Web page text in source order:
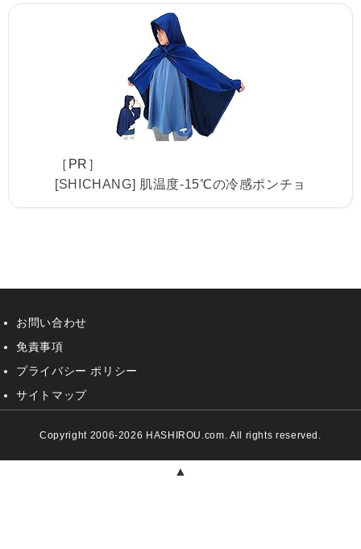
［PR］
[SHICHANG] 肌温度-15℃の冷感ポンチョ
お問い合わせ
免責事項
プライバシー ポリシー
サイトマップ
Copyright 2006-2026 HASHIROU.com. All rights reserved.
▲